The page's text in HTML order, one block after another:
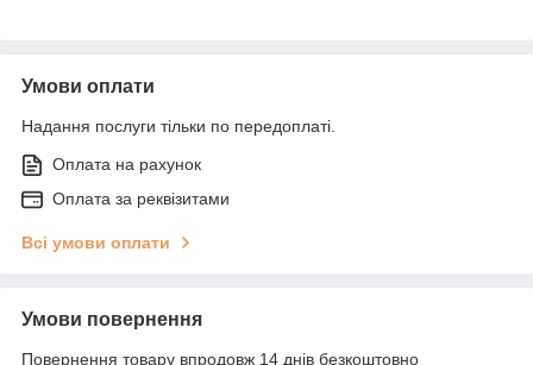
Умови оплати
Надання послуги тільки по передоплаті.
Оплата на рахунок
Оплата за реквізитами
Всі умови оплати
Умови повернення
Повернення товару впродовж 14 днів безкоштовно